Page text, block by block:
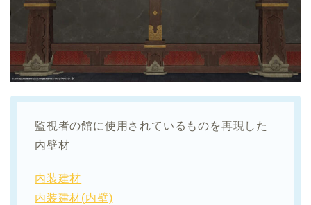
監視者の館に使用されているものを再現した
内壁材
内装建材
内装建材(内壁)